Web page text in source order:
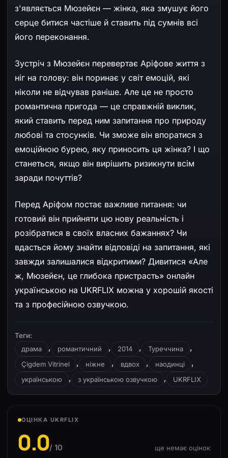
з'являється Мюзейєн — жінка, яка змушує його
серце битися частіше й ставить під сумнів всі
його переконання.
Зустріч з Мюзейєн перевертає Аріфове життя з
ніг на голову: він поринає у світ емоцій, які
ніколи не відчував раніше. Але це не просто
романтична пригода — це справжній виклик,
який ставить перед ним запитання про природу
любові та стосунків. Чи зможе він впоратися з
емоційною бурею, яку приносить ця жінка? І що
станеться, якщо він вирішить ризикнути всім
заради почуттів?
Перед Аріфом постає важливе питання: чи
готовий він прийняти цю нову реальність і
розібратися в своїх власних бажаннях? Чи
вдасться йому знайти відповіді на запитання, які
завжди залишалися відкритими? Дивитися «Але
ж, Мюзейєн, це глибока пристрасть» онлайн
українською на UKRFLIX можна у хорошій якості
та з професійною озвучкою.
Теги:
драма
, романтичний , 2014 , Туреччина ,
Çigdem Vitrinel , ніжне , вдвох , наодинці ,
українською , з українською озвучкою , UKRFLIX
ОЦІНКА UKRFLIX
0.0/ 10 ще немає оцінок